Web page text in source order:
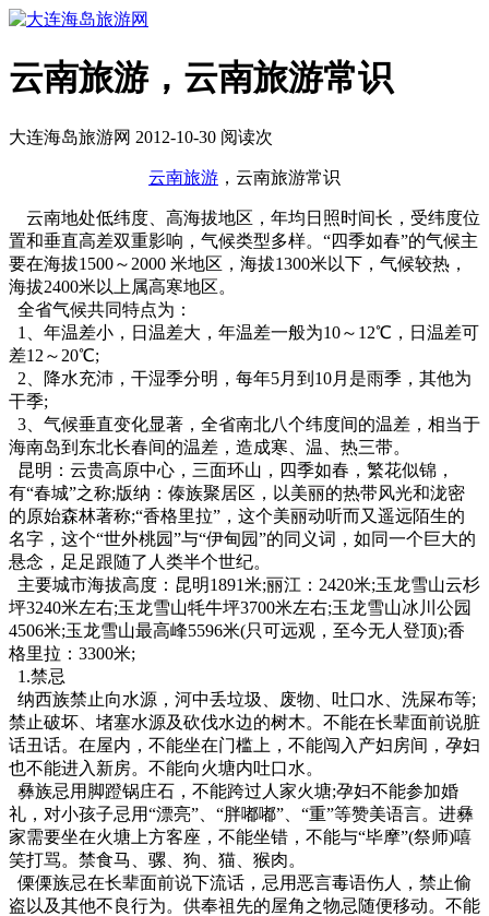
云南旅游，云南旅游常识
大连海岛旅游网 2012-10-30 阅读次
云南旅游 ，云南旅游常识
云南地处低纬度、高海拔地区，年均日照时间长，受纬度位
置和垂直高差双重影响，气候类型多样。“四季如春”的气候主
要在海拔1500～2000 米地区，海拔1300米以下，气候较热，
海拔2400米以上属高寒地区。
全省气候共同特点为：
1、年温差小，日温差大，年温差一般为10～12℃，日温差可
差12～20℃;
2、降水充沛，干湿季分明，每年5月到10月是雨季，其他为
干季;
3、气候垂直变化显著，全省南北八个纬度间的温差，相当于
海南岛到东北长春间的温差，造成寒、温、热三带。
昆明：云贵高原中心，三面环山，四季如春，繁花似锦，
有“春城”之称;版纳：傣族聚居区，以美丽的热带风光和泷密
的原始森林著称;“香格里拉”，这个美丽动听而又遥远陌生的
名字，这个“世外桃园”与“伊甸园”的同义词，如同一个巨大的
悬念，足足跟随了人类半个世纪。
主要城市海拔高度：昆明1891米;丽江：2420米;玉龙雪山云杉
坪3240米左右;玉龙雪山牦牛坪3700米左右;玉龙雪山冰川公园
4506米;玉龙雪山最高峰5596米(只可远观，至今无人登顶);香
格里拉：3300米;
1.禁忌
纳西族禁止向水源，河中丢垃圾、废物、吐口水、洗屎布等;
禁止破坏、堵塞水源及砍伐水边的树木。不能在长辈面前说脏
话丑话。在屋内，不能坐在门槛上，不能闯入产妇房间，孕妇
也不能进入新房。不能向火塘内吐口水。
彝族忌用脚蹬锅庄石，不能跨过人家火塘;孕妇不能参加婚
礼，对小孩子忌用“漂亮”、“胖嘟嘟”、“重”等赞美语言。进彝
家需要坐在火塘上方客座，不能坐错，不能与“毕摩”(祭师)嘻
笑打骂。禁食马、骡、狗、猫、猴肉。
傈傈族忌在长辈面前说下流话，忌用恶言毒语伤人，禁止偷
盗以及其他不良行为。供奉祖先的屋角之物忌随便移动。不能